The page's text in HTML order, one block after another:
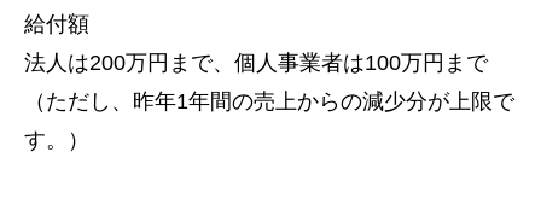
給付額
法人は200万円まで、個人事業者は100万円まで
（ただし、昨年1年間の売上からの減少分が上限で
す。）